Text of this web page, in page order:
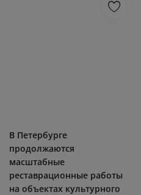
В Петербурге
продолжаются
масштабные
реставрационные работы
на объектах культурного